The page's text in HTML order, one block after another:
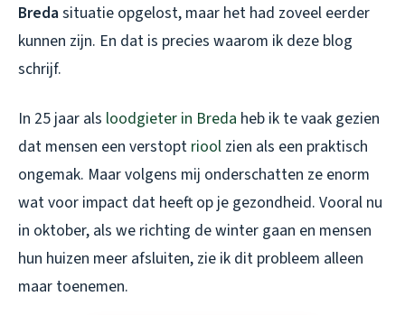
Breda situatie opgelost, maar het had zoveel eerder
kunnen zijn. En dat is precies waarom ik deze blog
schrijf.
In 25 jaar als loodgieter in Breda heb ik te vaak gezien
dat mensen een verstopt riool zien als een praktisch
ongemak. Maar volgens mij onderschatten ze enorm
wat voor impact dat heeft op je gezondheid. Vooral nu
in oktober, als we richting de winter gaan en mensen
hun huizen meer afsluiten, zie ik dit probleem alleen
maar toenemen.